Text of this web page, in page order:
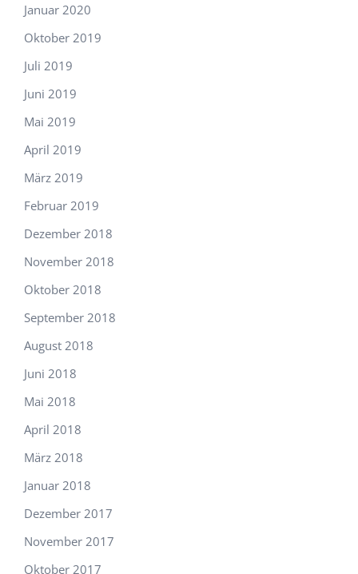
Januar 2020
Oktober 2019
Juli 2019
Juni 2019
Mai 2019
April 2019
März 2019
Februar 2019
Dezember 2018
November 2018
Oktober 2018
September 2018
August 2018
Juni 2018
Mai 2018
April 2018
März 2018
Januar 2018
Dezember 2017
November 2017
Oktober 2017